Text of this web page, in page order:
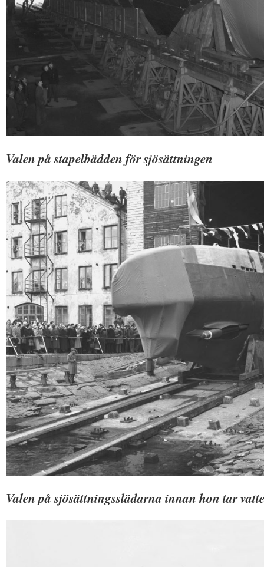
Valen på stapelbädden för sjösättningen
Valen på sjösättningsslädarna innan hon tar